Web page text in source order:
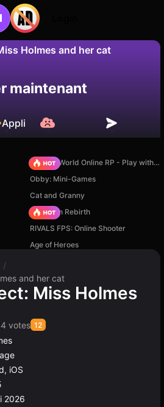
Holmes and her cat
!
Non Enregistrer
maintenant
Appli
Sprunki World Online RP - Play with Friends!
Obby: Mini-Games
Cat and Granny
Stickman Rebirth
RIVALS FPS: Online Shooter
Age of Heroes
/
and her cat
Miss Holmes
votes 12
iOS
2026